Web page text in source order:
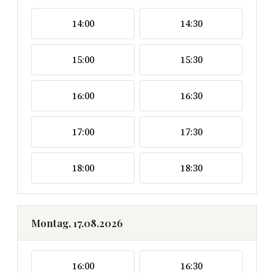
14:00 14:30
15:00 15:30
16:00 16:30
17:00 17:30
18:00 18:30
Montag, 17.08.2026
16:00 16:30